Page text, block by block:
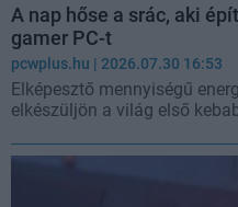
A nap hőse a srác, aki
gamer PC-t
pcwplus.hu | 2026.07.30 16:53
Elképesztő mennyiségű
elkészüljön a világ első